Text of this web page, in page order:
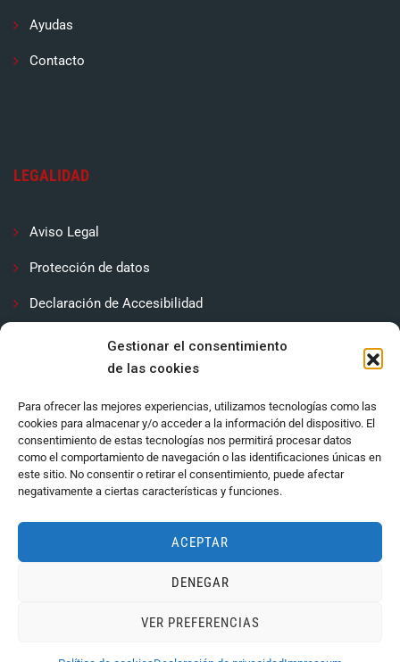
Gestionar el consentimiento
de las cookies
Para ofrecer las mejores experiencias, utilizamos tecnologías como las
cookies para almacenar y/o acceder a la información del dispositivo. El
consentimiento de estas tecnologías nos permitirá procesar datos
como el comportamiento de navegación o las identificaciones únicas en
este sitio. No consentir o retirar el consentimiento, puede afectar
negativamente a ciertas características y funciones.
ACEPTAR
DENEGAR
VER PREFERENCIAS
Ayudas
Contacto
LEGALIDAD
Aviso Legal
Protección de datos
Declaración de Accesibilidad
Política de cookies (UE)
Ayuntamiento de Córdoba 2024.